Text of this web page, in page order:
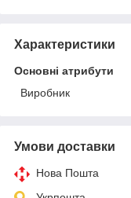
Характеристики
Основні атрибути
Виробник
Умови доставки
Нова Пошта